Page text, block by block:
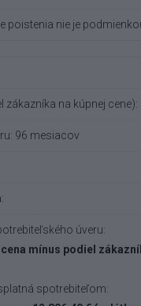
poistenia nie je
zákazníka na kúpnej cene):
96 mesiacov
úveru:
cena mínus podiel
spotrebiteľom: